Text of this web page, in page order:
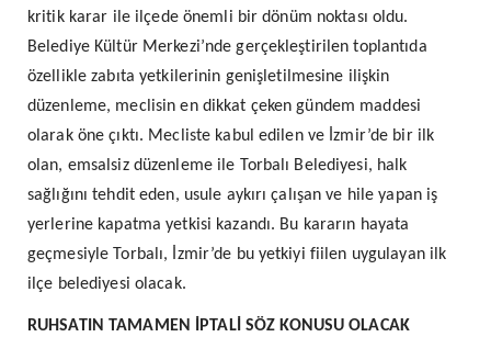
kritik karar ile ilçede önemli bir dönüm noktası oldu.
Belediye Kültür Merkezi’nde gerçekleştirilen toplantıda
özellikle zabıta yetkilerinin genişletilmesine ilişkin
düzenleme, meclisin en dikkat çeken gündem maddesi
olarak öne çıktı. Mecliste kabul edilen ve İzmir’de bir ilk
olan, emsalsiz düzenleme ile Torbalı Belediyesi, halk
sağlığını tehdit eden, usule aykırı çalışan ve hile yapan iş
yerlerine kapatma yetkisi kazandı. Bu kararın hayata
geçmesiyle Torbalı, İzmir’de bu yetkiyi fiilen uygulayan ilk
ilçe belediyesi olacak.
RUHSATIN TAMAMEN İPTALİ SÖZ KONUSU OLACAK